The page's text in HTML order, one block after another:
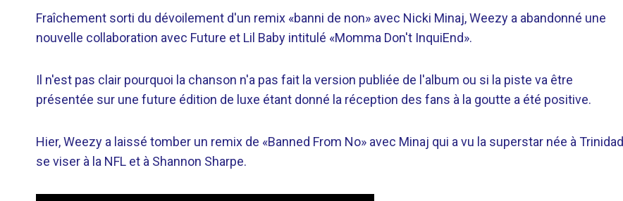
Fraîchement sorti du dévoilement d'un remix «banni de non» avec Nicki Minaj, Weezy a abandonné une
nouvelle collaboration avec Future et Lil Baby intitulé «Momma Don't InquiEnd».
Il n'est pas clair pourquoi la chanson n'a pas fait la version publiée de l'album ou si la piste va être
présentée sur une future édition de luxe étant donné la réception des fans à la goutte a été positive.
Hier, Weezy a laissé tomber un remix de «Banned From No» avec Minaj qui a vu la superstar née à Trinidad
se viser à la NFL et à Shannon Sharpe.